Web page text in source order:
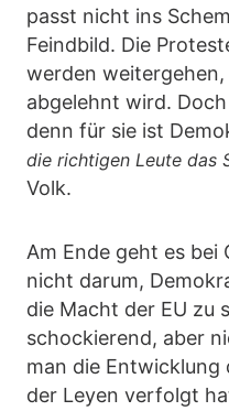
passt nicht ins
Feindbild. Die
werden
abgelehnt wird.
denn für sie ist
die richtigen Leute das
Volk.
Am Ende geht es bei
nicht darum,
die Macht der EU zu
schockierend, aber
man die Entwicklung
der Leyen verfolgt